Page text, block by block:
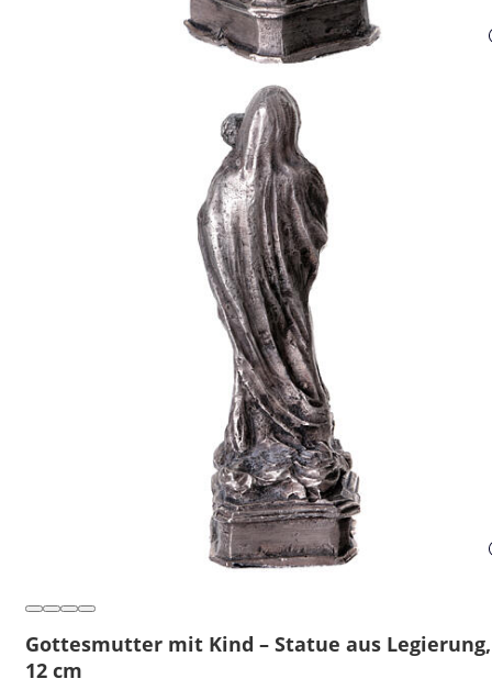
Gottesmutter mit Kind – Statue aus Legierung,
12 cm